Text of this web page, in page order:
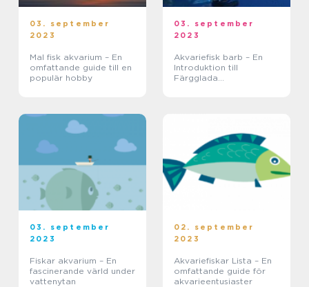
03. september
2023
Mal fisk akvarium – En
omfattande guide till en
populär hobby
03. september
2023
Akvariefisk barb – En
Introduktion till
Färgglada
03. september
2023
Fiskar akvarium – En
fascinerande värld under
vattenytan
02. september
2023
Akvariefiskar Lista – En
omfattande guide för
akvarieentusiaster